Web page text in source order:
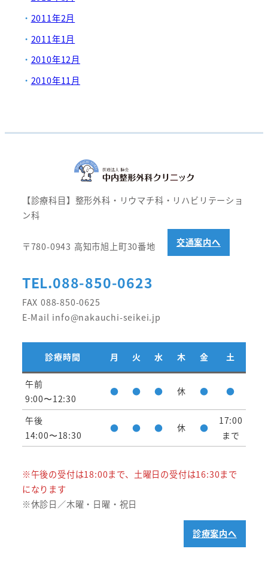
2011年2月
2011年1月
2010年12月
2010年11月
【診療科目】整形外科・リウマチ科・リハビリテーショ
ン科
〒780-0943 高知市旭上町30番地 交通案内へ
TEL.088-850-0623
FAX 088-850-0625
E-Mail info@nakauchi-seikei.jp
診療時間 月 火 水 木 金 土
午前
9:00〜12:30
● ● ● 休 ● ●
午後
14:00〜18:30
● ● ● 休 ●
17:00
まで
※午後の受付は18:00まで、土曜日の受付は16:30まで
になります
※休診日／木曜・日曜・祝日
診療案内へ